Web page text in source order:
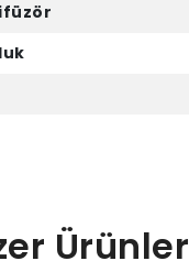
Ürünler